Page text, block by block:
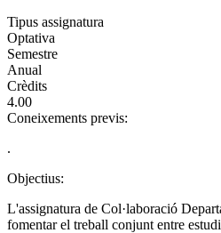
Tipus assignatura
Optativa
Semestre
Anual
Crèdits
4.00
Coneixements previs:
.
Objectius:
L'assignatura de Col·laboració
fomentar el treball conjunt entre